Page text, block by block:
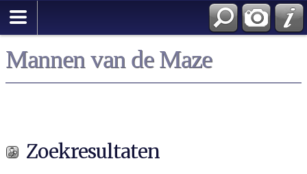
Mannen van de Maze
Zoekresultaten